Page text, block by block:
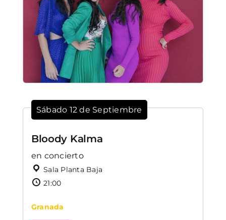
Sábado 12 de Septiembre
Bloody Kalma
en concierto
Sala Planta Baja
21:00
Granada